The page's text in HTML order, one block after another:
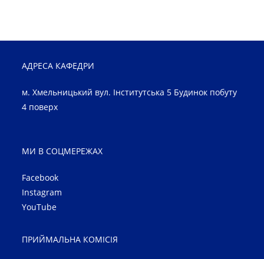
АДРЕСА КАФЕДРИ
м. Хмельницький вул. Інститутська 5 Будинок побуту
4 поверх
МИ В СОЦМЕРЕЖАХ
Facebook
Instagram
YouTube
ПРИЙМАЛЬНА КОМІСІЯ